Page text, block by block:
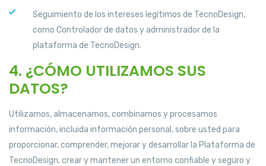
Seguimiento de los intereses legítimos de TecnoDesign,
como Controlador de datos y administrador de la
plataforma de TecnoDesign.
4. ¿CÓMO UTILIZAMOS SUS
DATOS?
Utilizamos, almacenamos, combinamos y procesamos
información, incluida información personal, sobre usted para
proporcionar, comprender, mejorar y desarrollar la Plataforma de
TecnoDesign, crear y mantener un entorno confiable y seguro y